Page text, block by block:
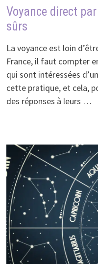
Voyance direct
sûrs
La voyance est loin
France, il faut compter
qui sont intéressées
cette pratique, et cela,
des réponses à leurs …